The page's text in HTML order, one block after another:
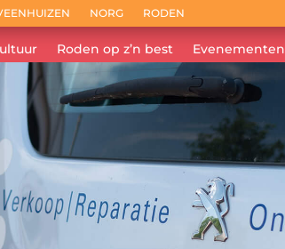
NORG RODEN
Roden op z’n best Evenementen